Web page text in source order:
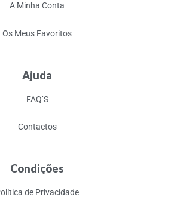
A Minha Conta
Os Meus Favoritos
Ajuda
FAQ’S
Contactos
Condições
de Privacidade